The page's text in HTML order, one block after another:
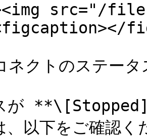
src="/files/
ネクトのステータ
が
、以下をご確認く